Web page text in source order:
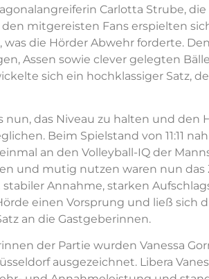
Carlotta Strube,
mitgereisten Fans erspielten
was die Hörder Abwehr forderte.
Assen sowie clever gelegten
sich ein hochklassiger Satz,
nun, das Niveau zu halten und den
Beim Spielstand von 11:11
an den Volleyball-IQ der
und mutig nutzen waren nun das
Annahme, starken
einen Vorsprung und ließ sich
an die Gastgeberinnen.
der Partie wurden Vanessa
ausgezeichnet. Libera